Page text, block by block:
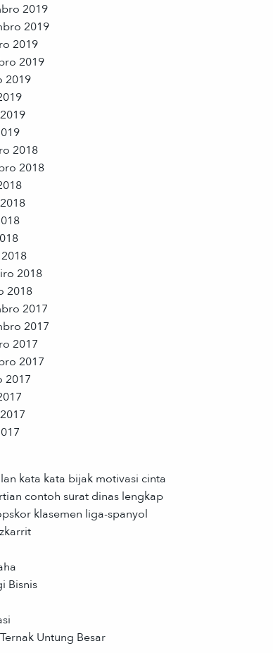
2019
2019
2019
2019
2019
2018
2018
2018
2018
2017
2017
2017
2017
2017
kata kata bijak motivasi cinta
contoh surat dinas lengkap
klasemen liga-spanyol
Bisnis
Untung Besar